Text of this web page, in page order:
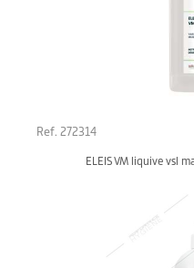
Ref. 272314
ELEIS VM liquive vsl